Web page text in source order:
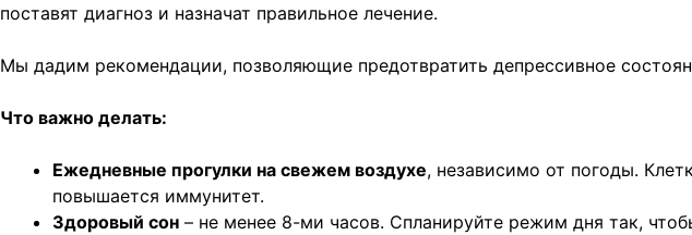
поставят диагноз и назначат правильное лечение.
Мы дадим рекомендации, позволяющие предотвратить депрессивное
Что важно делать:
Ежедневные прогулки на свежем воздухе, независимо от погоды.
повышается иммунитет.
Здоровый сон – не менее 8-ми часов. Спланируйте режим дня так,